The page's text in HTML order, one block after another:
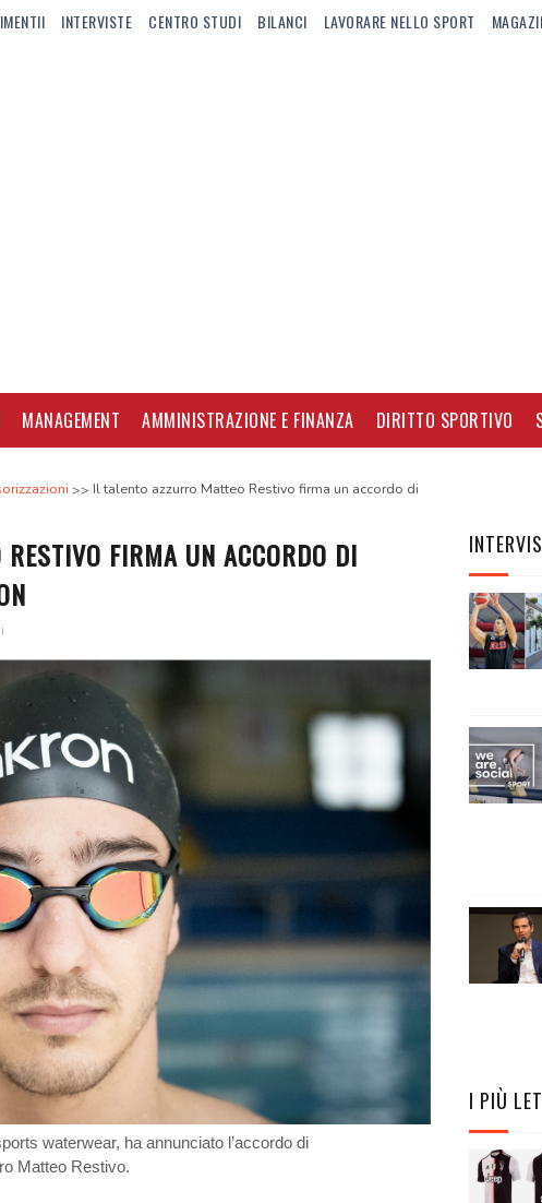
INTERVISTE CENTRO STUDI BILANCI LAVORARE NELLO SPORT
MANAGEMENT AMMINISTRAZIONE E FINANZA DIRITTO SPORTIVO
Il talento azzurro Matteo Restivo firma un accordo di
FIRMA UN ACCORDO DI
waterwear, ha annunciato l’accordo di
Matteo Restivo.
I PIÙ